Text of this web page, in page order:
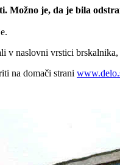
Možno je, da je bila
v naslovni vrstici
na domači strani